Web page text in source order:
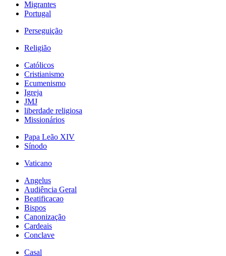
Migrantes
Portugal
Perseguição
Religião
Católicos
Cristianismo
Ecumenismo
Igreja
JMJ
liberdade religiosa
Missionários
Papa Leão XIV
Sínodo
Vaticano
Angelus
Audiência Geral
Beatificacao
Bispos
Canonização
Cardeais
Conclave
Casal